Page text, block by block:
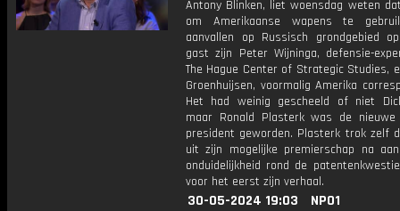
Antony Blinken, liet woensdag weten
om Amerikaanse wapens te
aanvallen op Russisch grondgebied
gast zijn Peter Wijninga, defensie-
The Hague Center of Strategic Studies,
Groenhuijsen, voormalig Amerika
Het had weinig gescheeld of niet
maar Ronald Plasterk was de
president geworden. Plasterk trok zelf
uit zijn mogelijke premierschap na
onduidelijkheid rond de
voor het eerst zijn verhaal.
30-05-2024 19:03
NPO1